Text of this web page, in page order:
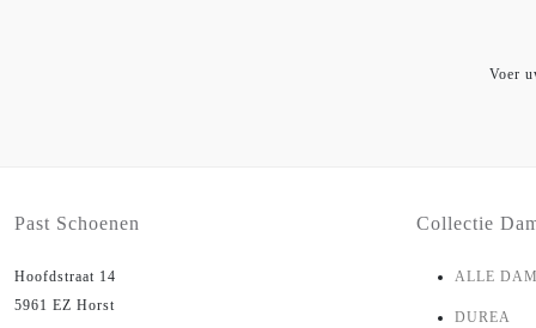
Voer
Past Schoenen
Hoofdstraat 14
5961 EZ Horst
Collectie
ALLE
DUREA